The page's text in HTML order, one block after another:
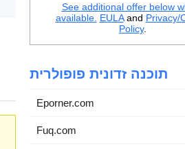
See additional offer below
available. EULAand Privacy/
Policy.
תוכנה זדונית פופולרית
Eporner.com
Fuq.com